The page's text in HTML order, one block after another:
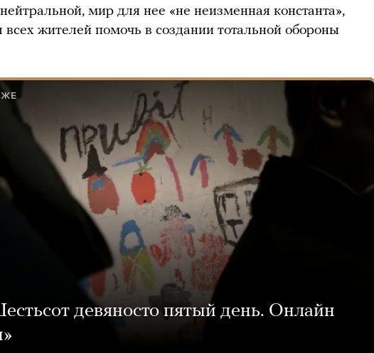
мир для нее «не неизменная константа»,
всех жителей помочь в создании тотальной обороны
девяносто пятый день. Онлайн